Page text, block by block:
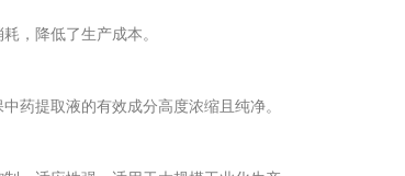
，降低了生产成本。
提取液的有效成分高度浓缩且纯净。